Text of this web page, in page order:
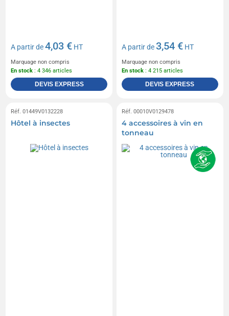
A partir de4,03 € HT
Marquage non compris
En stock : 4 346 articles
DEVIS EXPRESS
A partir de3,54 € HT
Marquage non compris
En stock : 4 215 articles
DEVIS EXPRESS
Réf. 01449V0132228
Hôtel à insectes
Réf. 00010V0129478
4 accessoires à vin en
tonneau